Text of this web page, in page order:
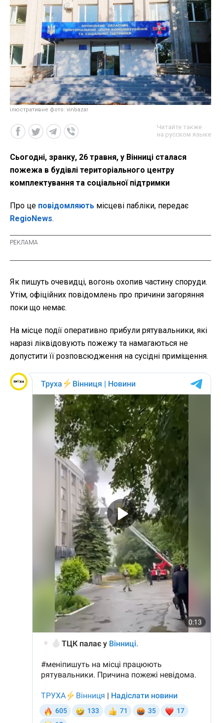
ілюстративне фото: vinbazar
Читайте также
на русском языке
Сьогодні, зранку, 26 травня, у Вінниці сталася
пожежа в будівлі територіального центру
комплектування та соціальної підтримки
Про це повідомляють місцеві пабліки, передає
RegioNews.
Як пишуть очевидці, вогонь охопив частину споруди.
Утім, офіційних повідомлень про причини загоряння
поки що немає.
На місце події оперативно прибули рятувальники, які
наразі ліквідовують пожежу та намагаються не
допустити її розповсюдження на сусідні приміщення.